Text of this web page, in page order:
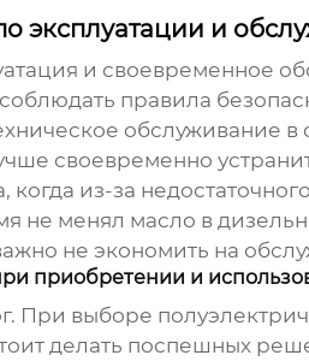
эксплуатации и
и своевременное
правила
обслуживание
своевременно
когда из-за
не менял масло в
не экономить на
приобретении и
При выборе
делать поспешных